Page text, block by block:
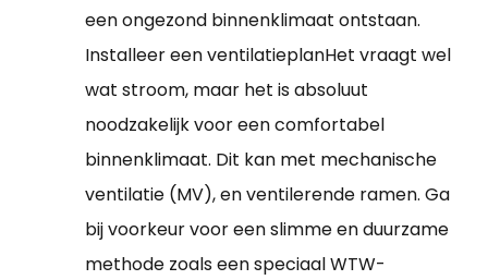
een ongezond binnenklimaat ontstaan.
Installeer een ventilatieplanHet vraagt wel
wat stroom, maar het is absoluut
noodzakelijk voor een comfortabel
binnenklimaat. Dit kan met mechanische
ventilatie (MV), en ventilerende ramen. Ga
bij voorkeur voor een slimme en duurzame
methode zoals een speciaal WTW-